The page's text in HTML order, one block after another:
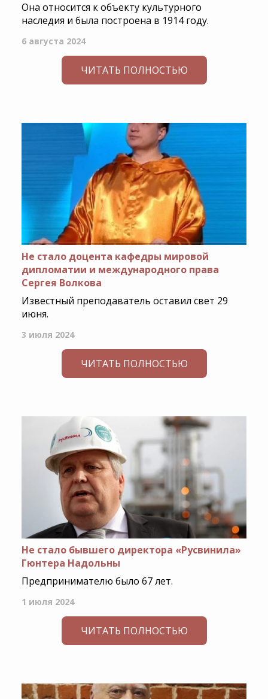
Она относится к объекту культурного
наследия и была построена в 1914 году.
6 августа 2024
ЧИТАТЬ ПОЛНОСТЬЮ
Не стало доцента кафедры мировой
дипломатии и международного права
Сергея Волкова
Известный преподаватель оставил свет 29
июня.
3 июля 2024
ЧИТАТЬ ПОЛНОСТЬЮ
Не стало бывшего директора «Русвинила»
Гюнтера Надольны
Предпринимателю было 67 лет.
1 июля 2024
ЧИТАТЬ ПОЛНОСТЬЮ